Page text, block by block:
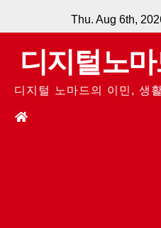
to
content
Thu. Aug 6th,
디지털노
디지털 노마드의 이민, 생